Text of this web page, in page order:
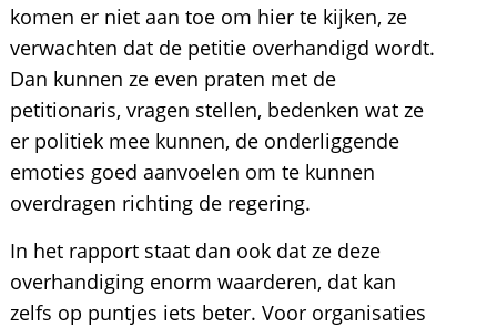
komen er niet aan toe om hier te kijken, ze
verwachten dat de petitie overhandigd wordt.
Dan kunnen ze even praten met de
petitionaris, vragen stellen, bedenken wat ze
er politiek mee kunnen, de onderliggende
emoties goed aanvoelen om te kunnen
overdragen richting de regering.
In het rapport staat dan ook dat ze deze
overhandiging enorm waarderen, dat kan
zelfs op puntjes iets beter. Voor organisaties